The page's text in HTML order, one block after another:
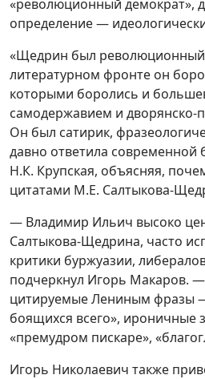
«революционный демократ»,
определение —
«Щедрин был революционный
литературном фронте он
которыми боролись и
самодержавием и
Он был сатирик,
давно ответила современной
Н.К. Крупская, объясняя,
цитатами М.Е. Салтыкова-
— Владимир Ильич высоко
Салтыкова-Щедрина, часто
критики буржуазии,
подчеркнул Игорь Макаров.
цитируемые Лениным фразы
боящихся всего», ироничные
«премудром пискаре»,
Игорь Николаевич также